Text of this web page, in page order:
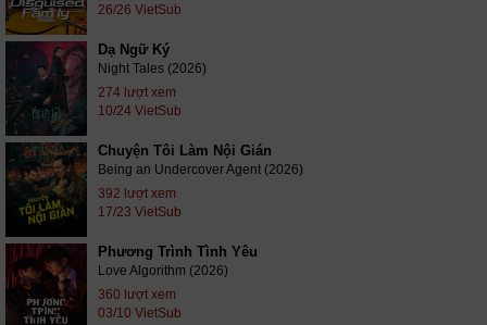
26/26 VietSub
Dạ Ngữ Ký
Night Tales (2026)
274 lượt xem
10/24 VietSub
Chuyện Tôi Làm Nội Gián
Being an Undercover Agent (2026)
392 lượt xem
17/23 VietSub
Phương Trình Tình Yêu
Love Algorithm (2026)
360 lượt xem
03/10 VietSub